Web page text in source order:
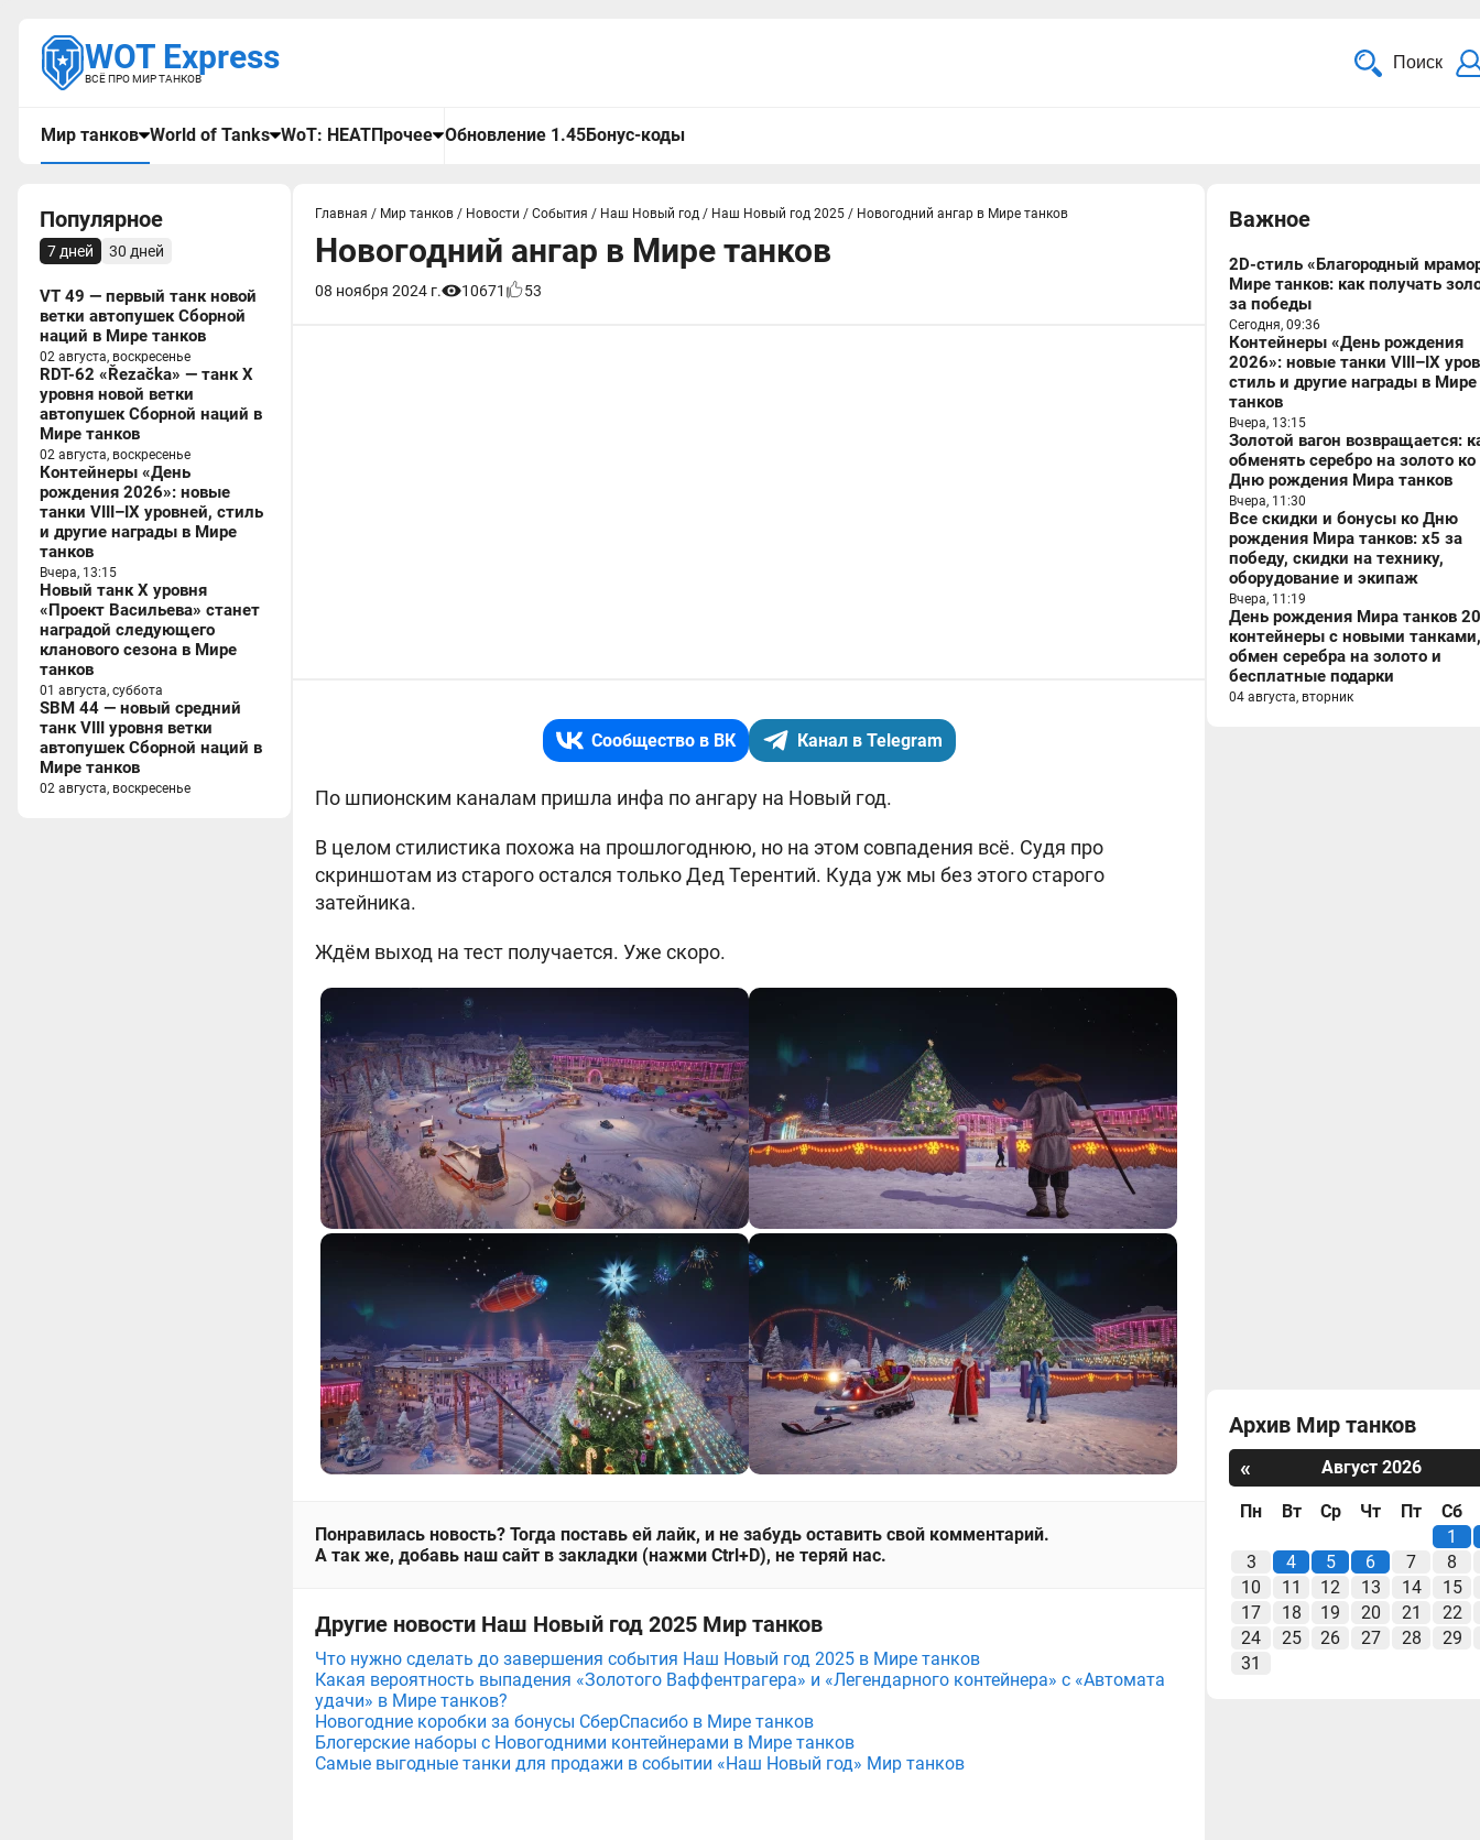
WOT Express
ВСЁ ПРО МИР ТАНКОВ
Поиск
Мир танков World of Tanks WoT: HEATПрочее Обновление 1.45Бонус-коды
Популярное
7 дней 30 дней
VT 49 — первый танк новой
ветки автопушек Сборной
наций в Мире танков
02 августа, воскресенье
RDT-62 «Řezačka» — танк X
уровня новой ветки
автопушек Сборной наций в
Мире танков
02 августа, воскресенье
Контейнеры «День
рождения 2026»: новые
танки VIII–IX уровней, стиль
и другие награды в Мире
танков
Вчера, 13:15
Новый танк X уровня
«Проект Васильева» станет
наградой следующего
кланового сезона в Мире
танков
01 августа, суббота
SBM 44 — новый средний
танк VIII уровня ветки
автопушек Сборной наций в
Мире танков
02 августа, воскресенье
Главная / Мир танков / Новости / События / Наш Новый год / Наш Новый год 2025 / Новогодний ангар в Мире танков
Новогодний ангар в Мире танков
08 ноября 2024 г. 10671 53
Сообщество в ВК Канал в Telegram
По шпионским каналам пришла инфа по ангару на Новый год.
В целом стилистика похожа на прошлогоднюю, но на этом совпадения всё. Судя про
скриншотам из старого остался только Дед Терентий. Куда уж мы без этого старого
затейника.
Ждём выход на тест получается. Уже скоро.
Понравилась новость? Тогда поставь ей лайк, и не забудь оставить свой комментарий.
А так же, добавь наш сайт в закладки (нажми Ctrl+D), не теряй нас.
Другие новости Наш Новый год 2025 Мир танков
Что нужно сделать до завершения события Наш Новый год 2025 в Мире танков
Какая вероятность выпадения «Золотого Ваффентрагера» и «Легендарного контейнера» с «Автомата
удачи» в Мире танков?
Новогодние коробки за бонусы СберСпасибо в Мире танков
Блогерские наборы с Новогодними контейнерами в Мире танков
Самые выгодные танки для продажи в событии «Наш Новый год» Мир танков
Важное
2D-стиль «Благородный
Мире танков: как получать
за победы
Сегодня, 09:36
Контейнеры «День рождения
2026»: новые танки VIII–IX
стиль и другие награды в Мире
танков
Вчера, 13:15
Золотой вагон возвращается:
обменять серебро на золото ко
Дню рождения Мира танков
Вчера, 11:30
Все скидки и бонусы ко Дню
рождения Мира танков: x5 за
победу, скидки на технику,
оборудование и экипаж
Вчера, 11:19
День рождения Мира танков
контейнеры с новыми танками,
обмен серебра на золото и
бесплатные подарки
04 августа, вторник
Архив Мир танков
«
Август 2026
Пн Вт Ср Чт Пт
Сб
1
3
4 5 6 7
8
10
11 12 13 14
15
17
18 19 20 21
22
24
25 26 27 28
29
31